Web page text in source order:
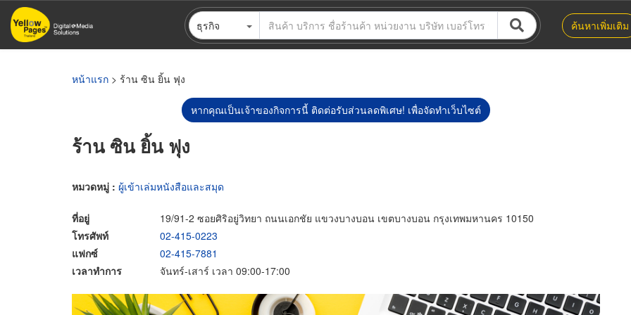
ข้าม
ไป
ธุรกิจ ค้นหาเพิ่มเติม
หน้าแรก > ร้าน ซิน ยิ้น ฟุง
หากคุณเป็นเจ้าของกิจการนี้ ติดต่อรับส่วนลดพิเศษ! เพื่อจัดทำเว็บไซต์
ร้าน ซิน ยิ้น ฟุง
หมวดหมู่ : ผู้เข้าเล่มหนังสือและสมุด
ที่อยู่
19/91-2 ซอยศิริอยู่วิทยา ถนนเอกชัย แขวงบางบอน เขตบางบอน กรุงเทพมหานคร 10150
โทรศัพท์
02-415-0223
แฟกซ์
02-415-7881
เวลาทำการ
จันทร์-เสาร์ เวลา 09:00-17:00